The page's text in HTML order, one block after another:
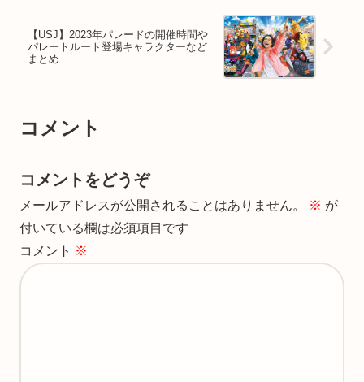
【USJ】2023年パレードの開催時間や
パレートルート登場キャラクターなど
まとめ
コメント
コメントをどうぞ
メールアドレスが公開されることはありません。 ※ が
付いている欄は必須項目です
コメント ※